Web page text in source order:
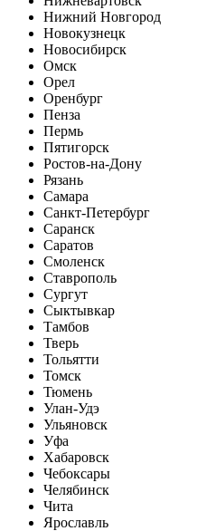
Нижний Новгород
Новокузнецк
Новосибирск
Омск
Орел
Оренбург
Пенза
Пермь
Пятигорск
Ростов-на-Дону
Рязань
Самара
Санкт-Петербург
Саранск
Саратов
Смоленск
Ставрополь
Сургут
Сыктывкар
Тамбов
Тверь
Тольятти
Томск
Тюмень
Улан-Удэ
Ульяновск
Уфа
Хабаровск
Чебоксары
Челябинск
Чита
Ярославль